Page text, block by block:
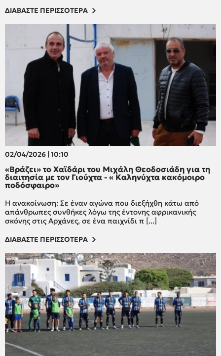
ΔΙΑΒΑΣΤΕ ΠΕΡΙΣΣΟΤΕΡΑ
02/04/2026 | 10:10
«Βράζει» το Χαϊδάρι του Μιχάλη Θεοδοσιάδη για τη
διαιτησία με τον Γιούχτα - « Καληνύχτα κακόμοιρο
ποδόσφαιρο»
Η ανακοίνωση: Σε έναν αγώνα που διεξήχθη κάτω από
απάνθρωπες συνθήκες λόγω της έντονης αφρικανικής
σκόνης στις Αρχάνες, σε ένα παιχνίδι π [...]
ΔΙΑΒΑΣΤΕ ΠΕΡΙΣΣΟΤΕΡΑ